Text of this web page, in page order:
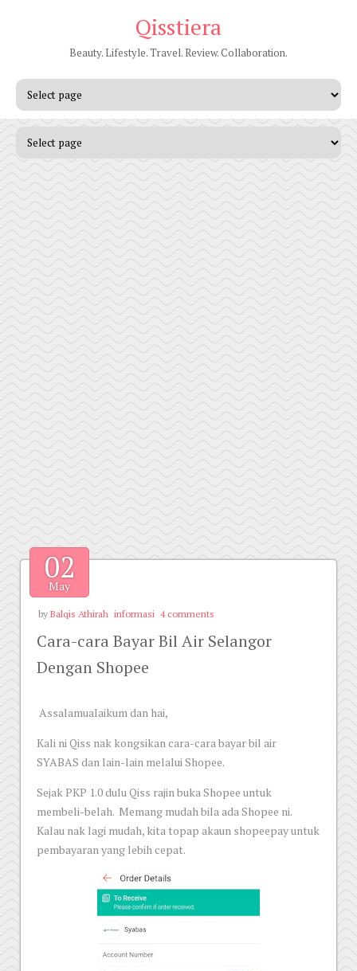
Qisstiera
Beauty. Lifestyle. Travel. Review. Collaboration.
02
May
by Balqis Athirah informasi 4 comments
Cara-cara Bayar Bil Air Selangor
Dengan Shopee
Assalamualaikum dan hai,
Kali ni Qiss nak kongsikan cara-cara bayar bil air
SYABAS dan lain-lain melalui Shopee.
Sejak PKP 1.0 dulu Qiss rajin buka Shopee untuk
membeli-belah. Memang mudah bila ada Shopee ni.
Kalau nak lagi mudah, kita topap akaun shopeepay untuk
pembayaran yang lebih cepat.